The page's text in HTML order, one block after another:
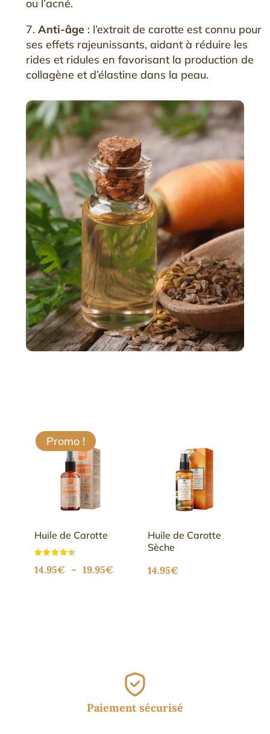
ou l’acné.
7. Anti-âge: l’extrait de carotte est connu pour
ses effets rajeunissants, aidant à réduire les
rides et ridules en favorisant la production de
collagène et d’élastine dans la peau.
Promo !
Huile de Carotte
4.56
14.95€ – 19.95€Plage
Huile de Carotte
Sèche
14.95€
Paiement sécurisé